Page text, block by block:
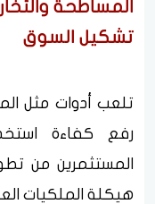
المساطحة
تشكيل السوق
تلعب أدوات مثل
رفع كفاءة
المستثمرين من
هيكلة الملكيات